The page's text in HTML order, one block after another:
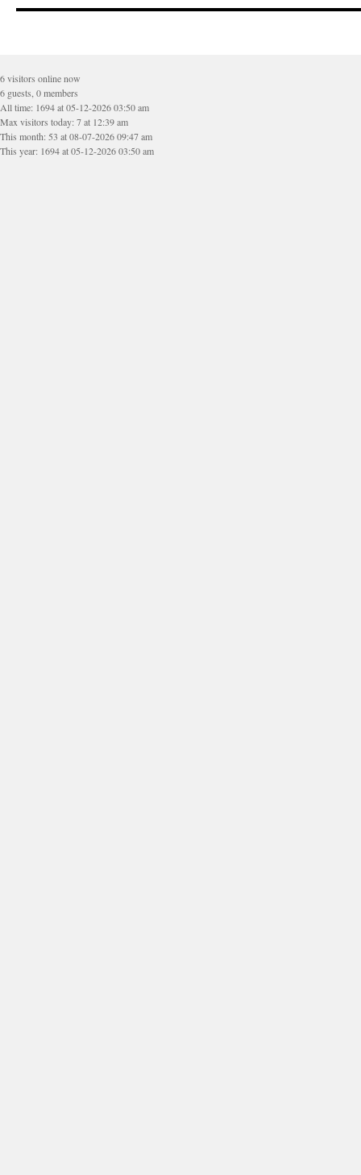
6 visitors online now
6 guests, 0 members
All time: 1694 at 05-12-2026 03:50 am
Max visitors today: 7 at 12:39 am
This month: 53 at 08-07-2026 09:47 am
This year: 1694 at 05-12-2026 03:50 am